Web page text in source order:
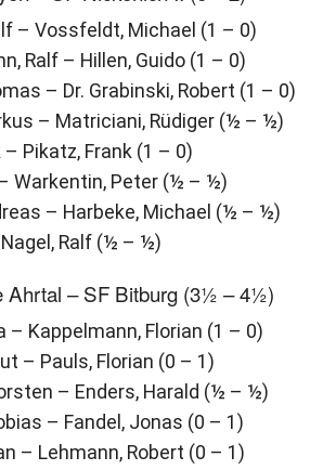
– Vossfeldt, Michael (1 – 0)
Ralf – Hillen, Guido (1 – 0)
– Dr. Grabinski, Robert (1 – 0)
– Matriciani, Rüdiger (½ – ½)
– Pikatz, Frank (1 – 0)
Warkentin, Peter (½ – ½)
– Harbeke, Michael (½ – ½)
Ralf (½ – ½)
Ahrtal – SF Bitburg (3½ – 4½)
– Kappelmann, Florian (1 – 0)
– Pauls, Florian (0 – 1)
– Enders, Harald (½ – ½)
– Fandel, Jonas (0 – 1)
– Lehmann, Robert (0 – 1)